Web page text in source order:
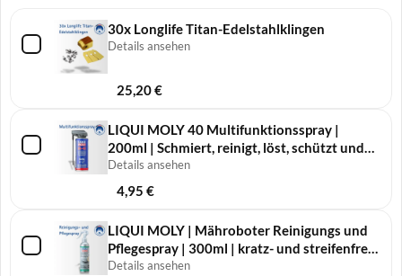
30x Longlife Titan-Edelstahlklingen
Details ansehen
25,20€
LIQUI MOLY 40 Multifunktionsspray |
200ml | Schmiert, reinigt, löst, schützt und
pflegt
Details ansehen
4,95 €
LIQUI MOLY | Mähro­boter Reini­gungs und
Pfle­ge­spray | 300ml | kratz- und streifenfreie
Reinigung
Details ansehen